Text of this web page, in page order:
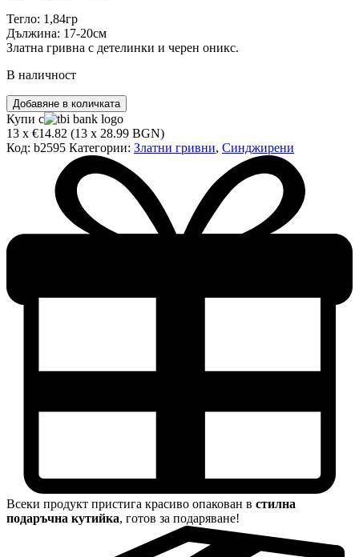
Тегло: 1,84гр
Дължина: 17-20см
Златна гривна с детелинки и черен оникс.
В наличност
количество
за
Златна
гривна
Добавяне в количката
Купи с
13 x €14.82 (13 x 28.99 BGN)
Код: b2595 Категории: Златни гривни, Синджирени
Всеки продукт пристига красиво опакован в стилна
подаръчна кутийка, готов за подаряване!